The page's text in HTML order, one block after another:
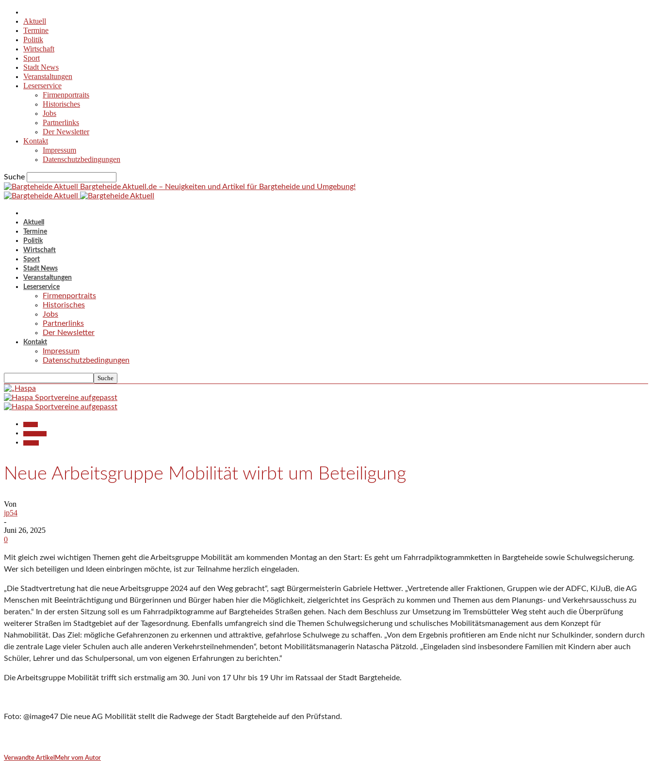
Aktuell
Termine
Politik
Wirtschaft
Sport
Stadt News
Veranstaltungen
Leserservice
Firmenportraits
Historisches
Jobs
Partnerlinks
Der Newsletter
Kontakt
Impressum
Datenschutzbedingungen
Suche
Bargteheide Aktuell.de – Neuigkeiten und Artikel für Bargteheide und Umgebung!
Aktuell
Termine
Politik
Wirtschaft
Sport
Stadt News
Veranstaltungen
Leserservice
Firmenportraits
Historisches
Jobs
Partnerlinks
Der Newsletter
Kontakt
Impressum
Datenschutzbedingungen
Neue Arbeitsgruppe Mobilität wirbt um Beteiligung
Von
jp54
-
Juni 26, 2025
0
Mit gleich zwei wichtigen Themen geht die Arbeitsgruppe Mobilität am kommenden Montag an den Start: Es geht um Fahrradpiktogrammketten in Bargteheide sowie Schulwegsicherung.
Wer sich beteiligen und Ideen einbringen möchte, ist zur Teilnahme herzlich eingeladen.
„Die Stadtvertretung hat die neue Arbeitsgruppe 2024 auf den Weg gebracht“, sagt Bürgermeisterin Gabriele Hettwer. „Vertretende aller Fraktionen, Gruppen wie der ADFC, KiJuB, die AG
Menschen mit Beeinträchtigung und Bürgerinnen und Bürger haben hier die Möglichkeit, zielgerichtet ins Gespräch zu kommen und Themen aus dem Planungs- und Verkehrsausschuss zu
beraten.“ In der ersten Sitzung soll es um Fahrradpiktogramme auf Bargteheides Straßen gehen. Nach dem Beschluss zur Umsetzung im Tremsbütteler Weg steht auch die Überprüfung
weiterer Straßen im Stadtgebiet auf der Tagesordnung. Ebenfalls umfangreich sind die Themen Schulwegsicherung und schulisches Mobilitätsmanagement aus dem Konzept für
Nahmobilität. Das Ziel: mögliche Gefahrenzonen zu erkennen und attraktive, gefahrlose Schulwege zu schaffen. „Von dem Ergebnis profitieren am Ende nicht nur Schulkinder, sondern durch
die zentrale Lage vieler Schulen auch alle anderen Verkehrsteilnehmenden“, betont Mobilitätsmanagerin Natascha Pätzold. „Eingeladen sind insbesondere Familien mit Kindern aber auch
Schüler, Lehrer und das Schulpersonal, um von eigenen Erfahrungen zu berichten.“
Die Arbeitsgruppe Mobilität trifft sich erstmalig am 30. Juni von 17 Uhr bis 19 Uhr im Ratssaal der Stadt Bargteheide.
Foto: @image47 Die neue AG Mobilität stellt die Radwege der Stadt Bargteheide auf den Prüfstand.
Verwandte Artikel Mehr vom Autor